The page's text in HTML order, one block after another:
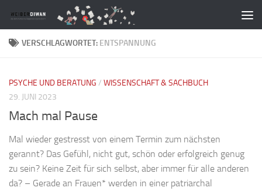
Zum Inhalt springen
VERSCHLAGWORTET: ENTSPANNUNG
PSYCHE UND BERATUNG / WISSENSCHAFT & SACHBUCH
29. JUNI 2023
Mach mal Pause
Mal wieder gestresst von einem Termin zum nächsten
gerannt? Das Gefühl, nicht gut, schön oder erfolgreich genug
zu sein? Keine Zeit für sich selbst, aber immer für alle anderen
da? – Gerade an Frauen* werden in einer patriarchal